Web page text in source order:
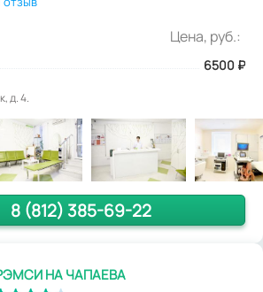
Цена, руб.:
6500 ₽
д. 4.
8 (812) 385-69-22
НА ЧАПАЕВА